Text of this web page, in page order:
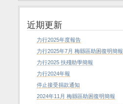
近期更新
力行2025年度報告
力行2025年7月 梅縣區助困復明簡報
力行2025 扶殘助學簡報
力行2024年報
停止接受捐款通知
2024年11月 梅縣區助困復明簡報